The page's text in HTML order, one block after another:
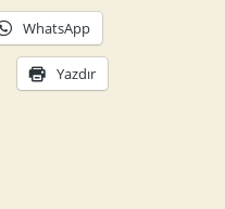
WhatsApp
Yazdır